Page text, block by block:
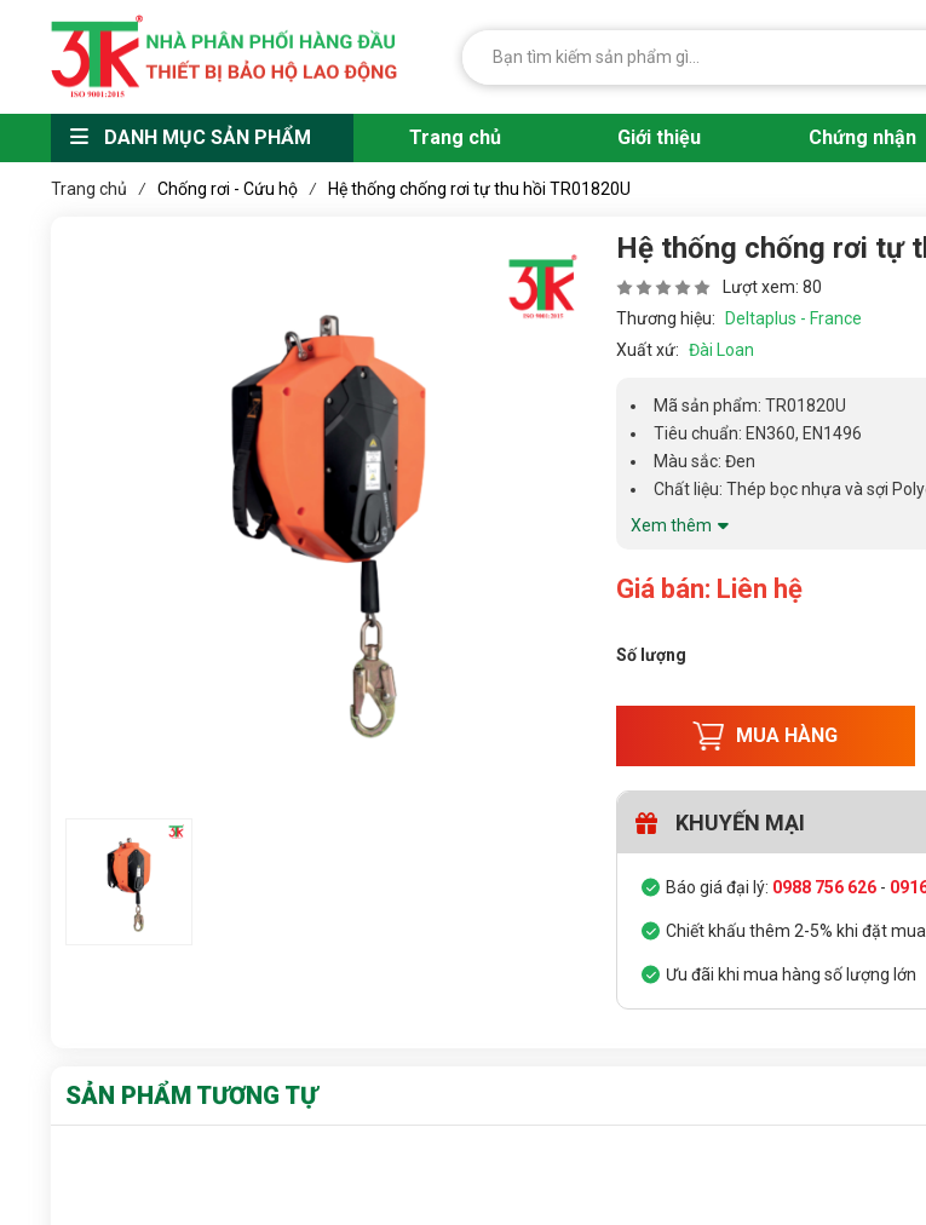
DANH MỤC SẢN PHẨM Trang chủ Giới thiệu Chứng nhận
Trang chủ / Chống rơi - Cứu hộ / Hệ thống chống rơi tự thu hồi TR01820U
Hệ thống chống rơi tự
Lượt xem: 80
Thương hiệu:
Deltaplus - France
Xuất xứ: Đài Loan
Mã sản phẩm: TR01820U
Tiêu chuẩn: EN360, EN1496
Màu sắc: Đen
Chất liệu: Thép bọc nhựa và sợi
Xem thêm
Giá bán: Liên hệ
Số lượng
MUA HÀNG
KHUYẾN MẠI
Báo giá đại lý: 0988 756 626 -
Chiết khấu thêm 2-5% khi đặt
Ưu đãi khi mua hàng số lượng lớn
SẢN PHẨM TƯƠNG TỰ